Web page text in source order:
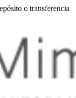
o transferencia